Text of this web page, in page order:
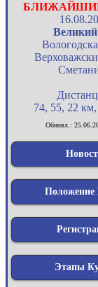
Великий
74, 55, 22 км,
Обновл.:
Положение
Этапы